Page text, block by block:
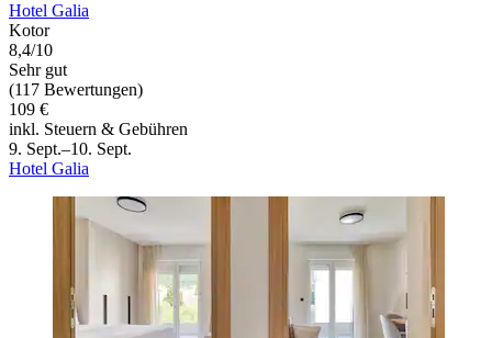
Hotel Galia
Kotor
8,4/10
Sehr gut
(117 Bewertungen)
109 €
inkl. Steuern & Gebühren
9. Sept.–10. Sept.
Hotel Galia